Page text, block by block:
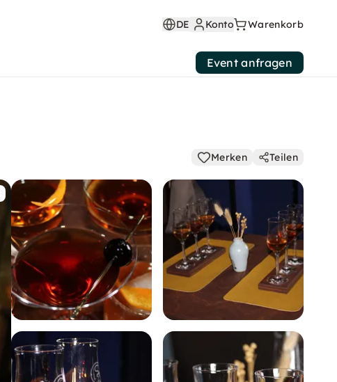
DE Konto Warenkorb
Event anfragen
Merken Teilen